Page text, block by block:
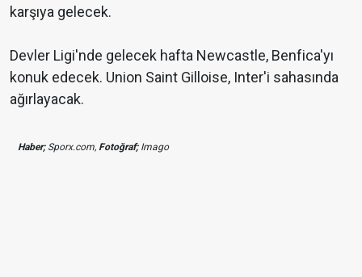
karşıya gelecek.
Devler Ligi'nde gelecek hafta Newcastle, Benfica'yı
konuk edecek. Union Saint Gilloise, Inter'i sahasında
ağırlayacak.
Haber;Sporx.com, Fotoğraf;Imago